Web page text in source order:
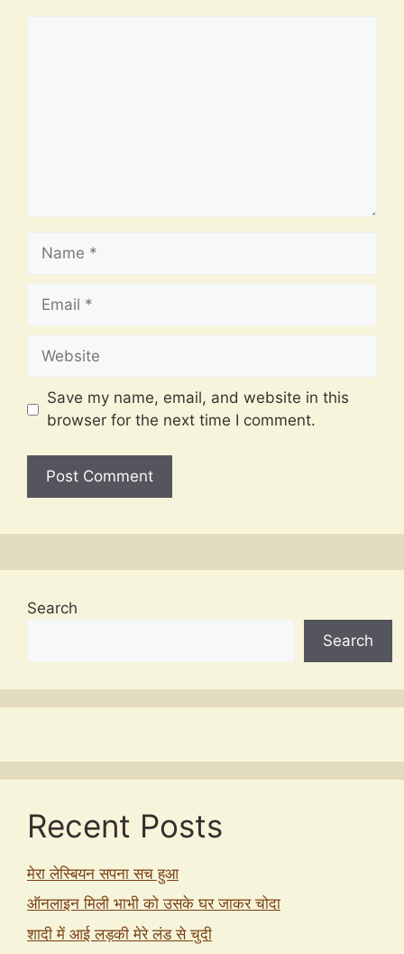
Name
Email
Website
Save my name, email, and website in this
browser for the next time I comment.
Search
Search
Recent Posts
मेरा लेस्बियन सपना सच हुआ
ऑनलाइन मिली भाभी को उसके घर जाकर चोदा
शादी में आई लड़की मेरे लंड से चुदी